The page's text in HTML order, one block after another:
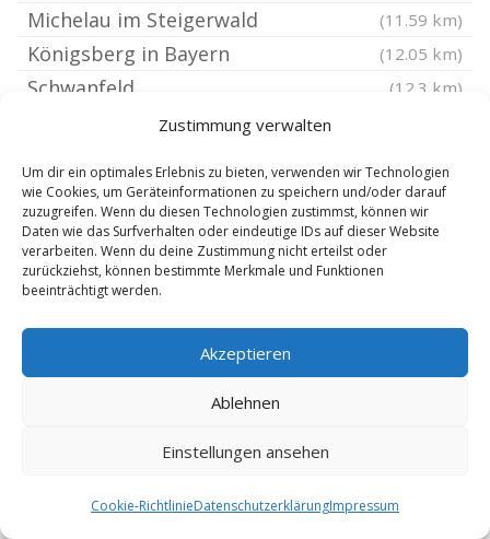
Zustimmung verwalten
Um dir ein optimales Erlebnis zu bieten, verwenden wir Technologien
wie Cookies, um Geräteinformationen zu speichern und/oder darauf
zuzugreifen. Wenn du diesen Technologien zustimmst, können wir
Daten wie das Surfverhalten oder eindeutige IDs auf dieser Website
verarbeiten. Wenn du deine Zustimmung nicht erteilst oder
zurückziehst, können bestimmte Merkmale und Funktionen
beeinträchtigt werden.
Akzeptieren
Ablehnen
Einstellungen ansehen
Cookie-RichtlinieDatenschutzerklärungImpressum
Michelau im Steigerwald (11.59 km)
Königsberg in Bayern (12.05 km)
Schwanfeld (12.3 km)
Zeil am Main (12.78 km)
Arnstein Unterfranken (12.79 km)
Wasserlosen (13.03 km)
Volkach
Eisenheim Unterfranken (13.31 km)
Oberschwarzach Unterfranken
Bundorf